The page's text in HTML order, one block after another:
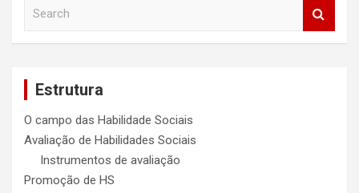
Estrutura
O campo das Habilidade Sociais
Avaliação de Habilidades Sociais
Instrumentos de avaliação
Promoção de HS